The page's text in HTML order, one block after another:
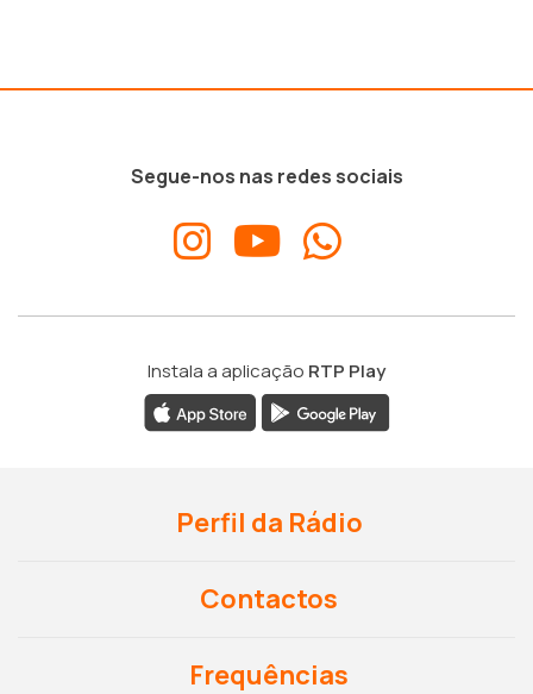
Segue-nos nas redes sociais
Instala a aplicação RTP Play
Perfil da Rádio
Contactos
Frequências